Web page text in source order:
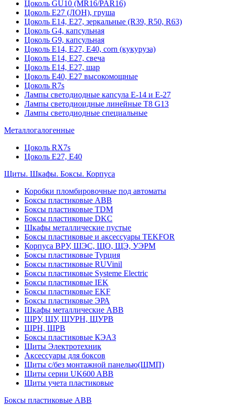
Цоколь GU10 (MR16/PAR16)
Цоколь Е27 (ЛОН), груша
Цоколь Е14, Е27, зеркальные (R39, R50, R63)
Цоколь G4, капсульная
Цоколь G9, капсульная
Цоколь Е14, Е27, Е40, corn (кукуруза)
Цоколь Е14, Е27, свеча
Цоколь Е14, Е27, шар
Цоколь Е40, Е27 высокомощные
Цоколь R7s
Лампы светодиодные капсула Е-14 и Е-27
Лампы светодиоидные линейные T8 G13
Лампы светодиодные специальные
Металлогалогенные
Цоколь RX7s
Цоколь Е27, E40
Щиты. Шкафы. Боксы. Корпуса
Коробки пломбировочные под автоматы
Боксы пластиковые ABB
Боксы пластиковые TDM
Боксы пластиковые DKC
Шкафы металлические пустые
Боксы пластиковые и аксессуары TEKFOR
Корпуса ВРУ, ШЭС, ЩО, ЩЭ, УЭРМ
Боксы пластиковые Турция
Боксы пластиковые RUVinil
Боксы пластиковые Systeme Electric
Боксы пластиковые IEK
Боксы пластиковые EKF
Боксы пластиковые ЭРА
Шкафы металлические ABB
ЩРУ, ЩУ, ЩУРН, ЩУРВ
ЩРН, ЩРВ
Боксы пластиковые КЭАЗ
Щиты Электротехник
Аксессуары для боксов
Щиты с/без монтажной панелью(ЩМП)
Щиты серии UK600 ABB
Щиты учета пластиковые
Боксы пластиковые ABB